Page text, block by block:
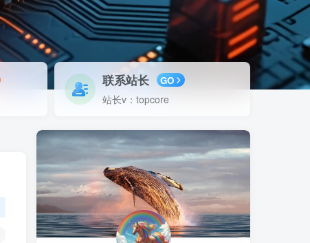
联系站长 GO
站长v：topcore